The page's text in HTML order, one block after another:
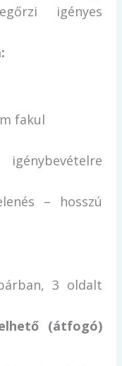
igényes
fakul
– hosszú
3 oldalt
(átfogó)